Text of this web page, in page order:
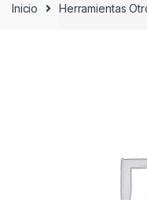
Inicio Herramientas